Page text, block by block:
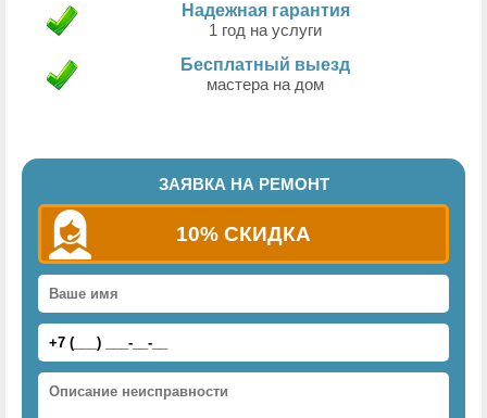
Надежная гарантия
1 год на услуги
Бесплатный выезд
мастера на дом
ЗАЯВКА НА РЕМОНТ
10% СКИДКА